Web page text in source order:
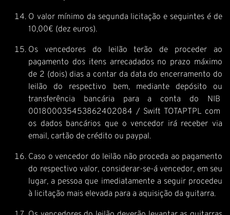
O valor mínimo da segunda licitação e seguintes é de
10,00€ (dez euros).
Os vencedores do leilão terão de proceder ao
pagamento dos itens arrecadados no prazo máximo
de 2 (dois) dias a contar da data do encerramento do
leilão do respectivo bem, mediante depósito ou
transferência bancária para a conta do NIB
001800035453862402084 / Swift TOTAPTPL com
os dados bancários que o vencedor irá receber via
email, cartão de crédito ou paypal.
Caso o vencedor do leilão não proceda ao pagamento
do respectivo valor, considerar-se-á vencedor, em seu
lugar, a pessoa que imediatamente a seguir procedeu
à licitação mais elevada para a aquisição da guitarra.